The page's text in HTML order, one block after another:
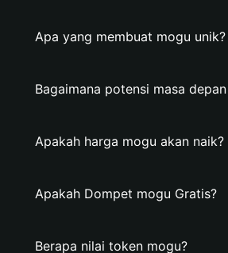
Apa yang membuat mogu unik?
Bagaimana potensi masa
Apakah harga mogu akan naik?
Apakah Dompet mogu Gratis?
Berapa nilai token mogu?